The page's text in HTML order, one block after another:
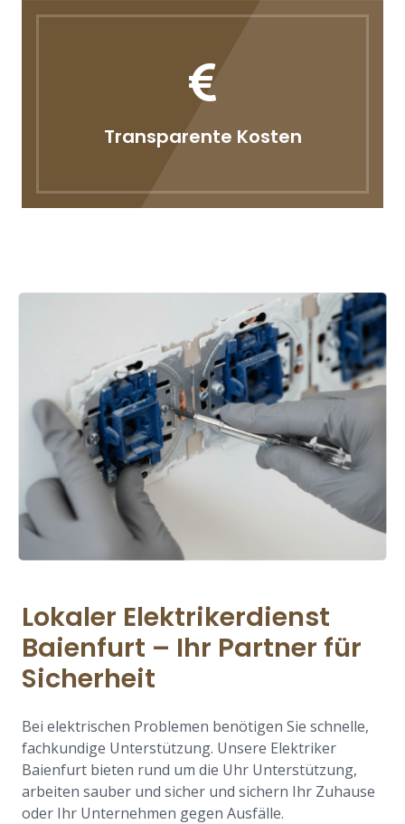
Transparente Kosten
Lokaler Elektrikerdienst
Baienfurt – Ihr Partner für
Sicherheit
Bei elektrischen Problemen benötigen Sie schnelle,
fachkundige Unterstützung. Unsere Elektriker
Baienfurt bieten rund um die Uhr Unterstützung,
arbeiten sauber und sicher und sichern Ihr Zuhause
oder Ihr Unternehmen gegen Ausfälle.